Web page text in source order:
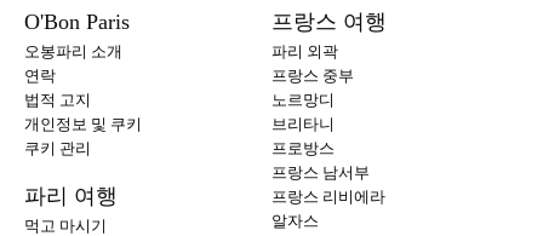
O'Bon Paris
오봉파리 소개
연락
법적 고지
개인정보 및 쿠키
쿠키 관리
파리 여행
먹고 마시기
프랑스 여행
파리 외곽
프랑스 중부
노르망디
브리타니
프로방스
프랑스 남서부
프랑스 리비에라
알자스